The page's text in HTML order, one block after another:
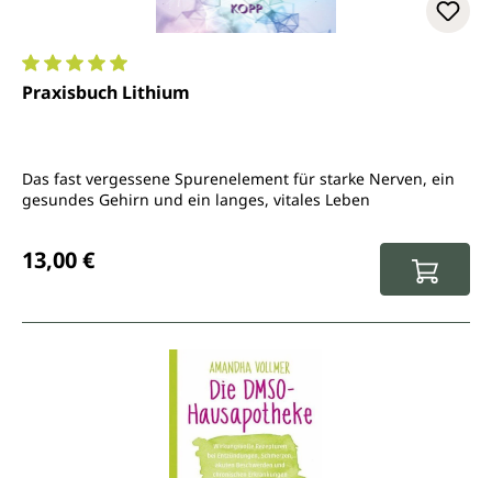
Durchschnittliche Bewertung von 5 von 5 Sternen
Praxisbuch Lithium
Das fast vergessene Spurenelement für starke Nerven, ein
gesundes Gehirn und ein langes, vitales Leben
13,00 €